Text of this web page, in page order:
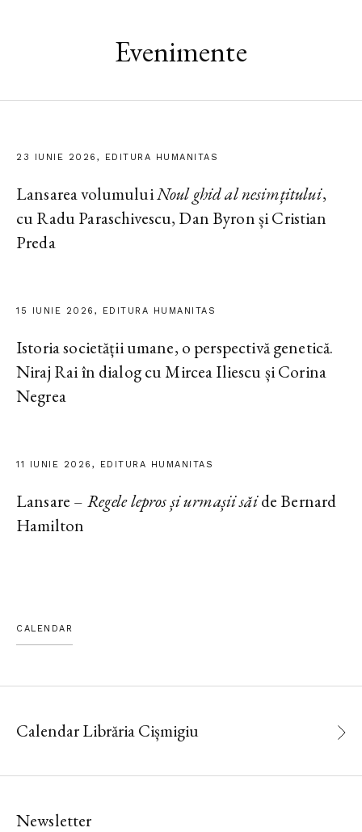
Evenimente
23 IUNIE 2026, EDITURA HUMANITAS
Lansarea volumuluiNoul ghid al nesimțitului,
cu Radu Paraschivescu, Dan Byron și Cristian
Preda
15 IUNIE 2026, EDITURA HUMANITAS
Istoria societății umane, o perspectivă genetică.
Niraj Rai în dialog cu Mircea Iliescu și Corina
Negrea
11 IUNIE 2026, EDITURA HUMANITAS
Lansare – Regele lepros și urmașii săide Bernard
Hamilton
CALENDAR
Calendar Librăria Cișmigiu
Newsletter